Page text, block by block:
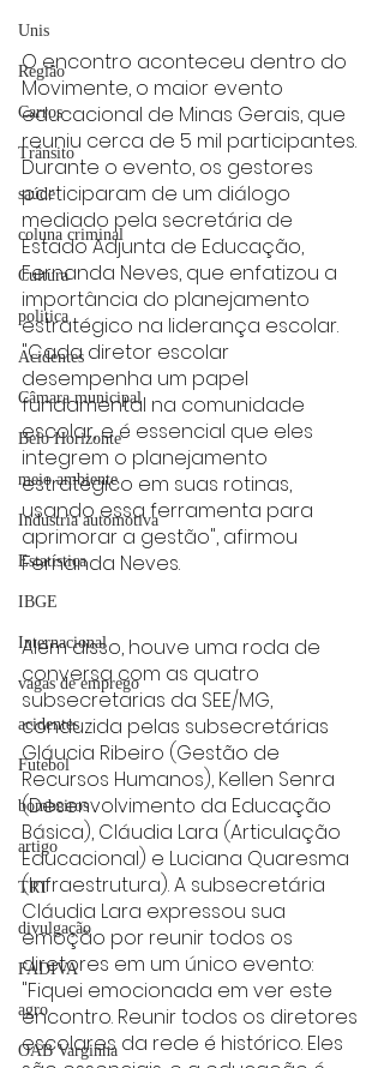
Unis
Região
Carros
Trânsito
saúde
coluna criminal
Cultura
politica
Acidentes
Câmara municipal
Belo Horizonte
meio ambiente
Industria automotiva
Estatística
IBGE
Internacional
vagas de emprego
acidentes
Futebol
bombeiros
artigo
TRT
divulgação
FADIVA
agro
OAB Varginha
O encontro aconteceu dentro do
Movimente, o maior evento
educacional de Minas Gerais, que
reuniu cerca de 5 mil participantes.
Durante o evento, os gestores
participaram de um diálogo
mediado pela secretária de
Estado Adjunta de Educação,
Fernanda Neves, que enfatizou a
importância do planejamento
estratégico na liderança escolar.
"Cada diretor escolar
desempenha um papel
fundamental na comunidade
escolar, e é essencial que eles
integrem o planejamento
estratégico em suas rotinas,
usando essa ferramenta para
aprimorar a gestão", afirmou
Fernanda Neves.
Além disso, houve uma roda de
conversa com as quatro
subsecretarias da SEE/MG,
conduzida pelas subsecretárias
Gláucia Ribeiro (Gestão de
Recursos Humanos), Kellen Senra
(Desenvolvimento da Educação
Básica), Cláudia Lara (Articulação
Educacional) e Luciana Quaresma
(Infraestrutura). A subsecretária
Cláudia Lara expressou sua
emoção por reunir todos os
diretores em um único evento:
"Fiquei emocionada em ver este
encontro. Reunir todos os diretores
escolares da rede é histórico. Eles